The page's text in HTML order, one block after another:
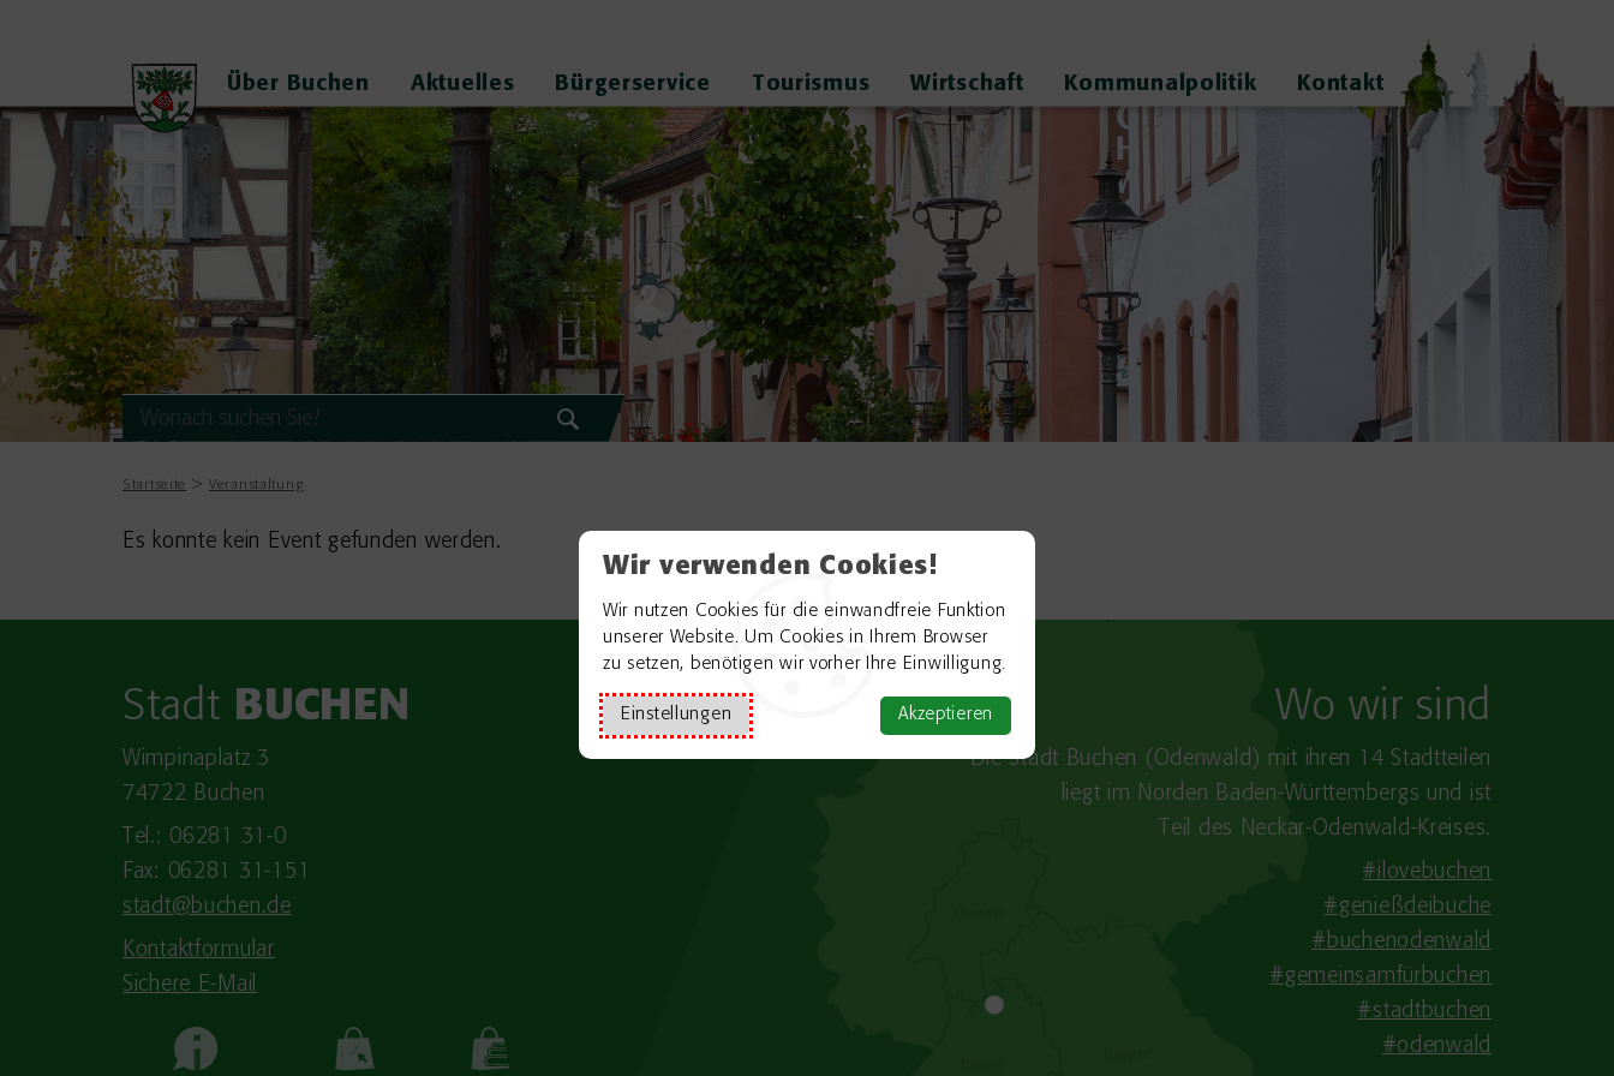
Wir verwenden Cookies!
Wir nutzen Cookies für die einwandfreie Funktion
unserer Website. Um Cookies in Ihrem Browser
zu setzen, benötigen wir vorher Ihre Einwilligung.
Einstellungen Akzeptieren
Über Buchen Aktuelles Bürgerservice Tourismus Wirtschaft Kommunalpolitik Kontakt
Startseite Veranstaltung
Es konnte kein Event gefunden werden.
Stadt BUCHEN
Wimpinaplatz 3
74722 Buchen
Tel.: 06281 31-0
Fax: 06281 31-151
stadt@buchen.de
Kontaktformular
Sichere E-Mail
Wo wir sind
Die Stadt Buchen (Odenwald) mit ihren 14 Stadtteilen
liegt im Norden Baden-​Württembergs und ist
Teil des Neckar-Odenwald-Kreises.
#ilovebuchen
#genießdeibuche
#buchenodenwald
#gemeinsamfürbuchen
#stadtbuchen
#odenwald